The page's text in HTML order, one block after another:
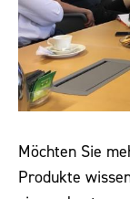
Möchten Sie
Produkte